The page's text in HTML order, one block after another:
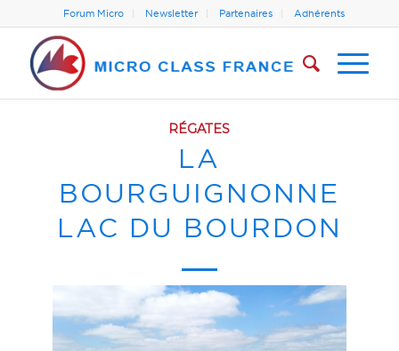
Forum Micro Newsletter Partenaires Adhérents
RÉGATES
LA
BOURGUIGNONNE
LAC DU BOURDON